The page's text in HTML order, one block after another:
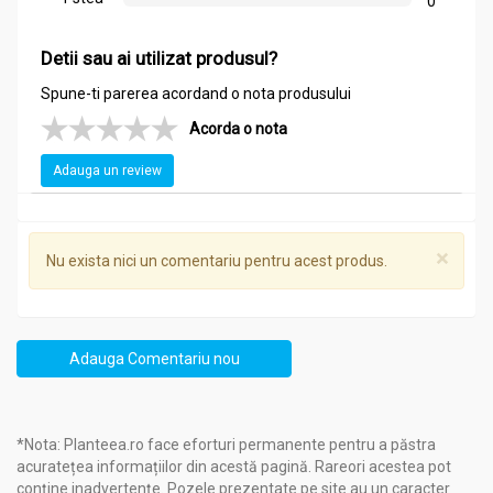
componentele produsului.
A se păstra la temperaturi de maxim 25°C, în ambalaj original.
A se folosi preferabil înainte de: vezi ambalaj.
Mod de administrare:
Se aplică seara, pe tenul bine curățat. Este recomandată
persoanelor cu tenul uscat sau normal.
Detii sau ai utilizat produsul?
Spune-ti parerea acordand o nota produsului
Acorda o nota
Adauga un review
×
Nu exista nici un comentariu pentru acest produs.
Adauga Comentariu nou
*Nota: Planteea.ro face eforturi permanente pentru a păstra
acuratețea informațiilor din acestă pagină. Rareori acestea pot
conține inadvertențe. Pozele prezentate pe site au un caracter